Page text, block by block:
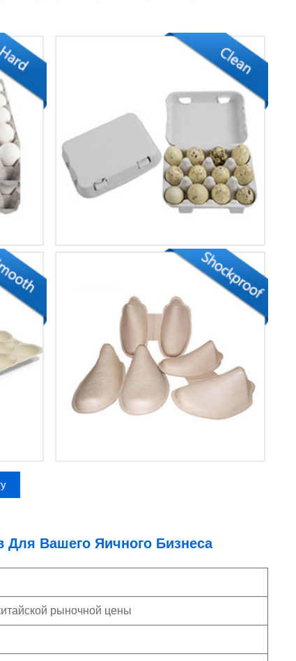
Вашего Яичного Бизнеса
рыночной цены